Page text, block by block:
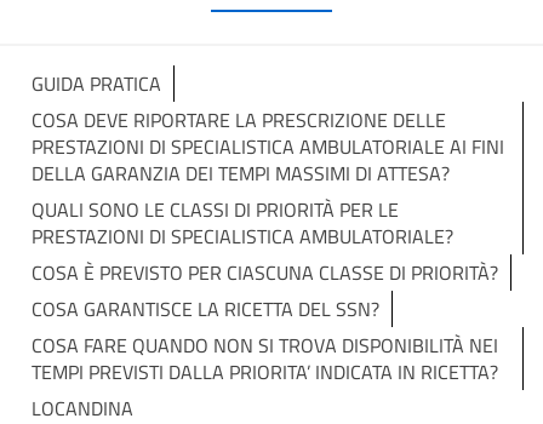
GUIDA PRATICA
COSA DEVE RIPORTARE LA PRESCRIZIONE DELLE
PRESTAZIONI DI SPECIALISTICA AMBULATORIALE AI FINI
DELLA GARANZIA DEI TEMPI MASSIMI DI ATTESA?
QUALI SONO LE CLASSI DI PRIORITÀ PER LE
PRESTAZIONI DI SPECIALISTICA AMBULATORIALE?
COSA È PREVISTO PER CIASCUNA CLASSE DI PRIORITÀ?
COSA GARANTISCE LA RICETTA DEL SSN?
COSA FARE QUANDO NON SI TROVA DISPONIBILITÀ NEI
TEMPI PREVISTI DALLA PRIORITA’ INDICATA IN RICETTA?
LOCANDINA